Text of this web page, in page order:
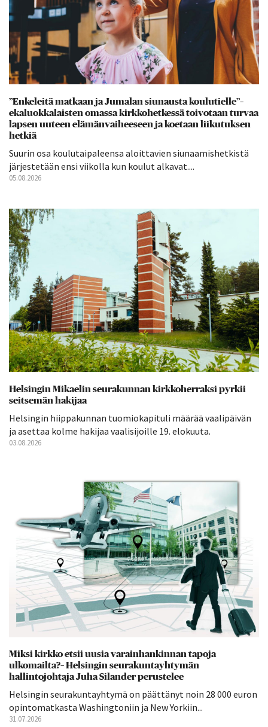
”Enkeleitä matkaan ja Jumalan siunausta koulutielle”–
ekaluokkalaisten omassa kirkkohetkessä toivotaan turvaa
lapsen uuteen elämänvaiheeseen ja koetaan liikutuksen
hetkiä
Suurin osa koulutaipaleensa aloittavien siunaamishetkistä
järjestetään ensi viikolla kun koulut alkavat....
05.08.2026
Helsingin Mikaelin seurakunnan kirkkoherraksi pyrkii
seitsemän hakijaa
Helsingin hiippakunnan tuomiokapituli määrää vaalipäivän
ja asettaa kolme hakijaa vaalisijoille 19. elokuuta.
03.08.2026
Miksi kirkko etsii uusia varainhankinnan tapoja
ulkomailta?– Helsingin seurakuntayhtymän
hallintojohtaja Juha Silander perustelee
Helsingin seurakuntayhtymä on päättänyt noin 28 000 euron
opintomatkasta Washingtoniin ja New Yorkiin...
31.07.2026